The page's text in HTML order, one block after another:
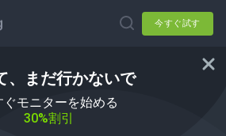
今すぐ試す
、まだ行かないで
ぐモニターを始める
30%割引